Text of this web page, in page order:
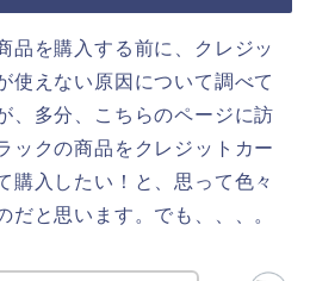
品を購入する前に、クレジッ
使えない原因について調べて
、多分、こちらのページに訪
ックの商品をクレジットカー
購入したい！と、思って色々
だと思います。でも、、、。